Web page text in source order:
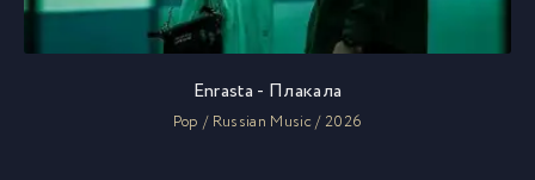
Enrasta - Плакала
Pop / Russian Music / 2026